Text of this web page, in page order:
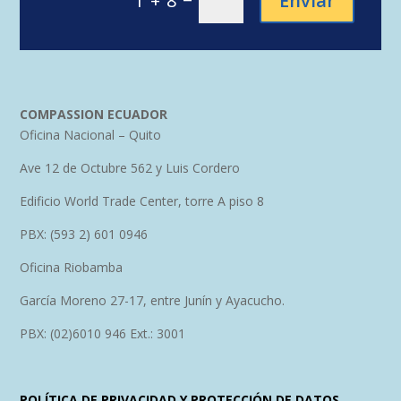
COMPASSION ECUADOR
Oficina Nacional – Quito
Ave 12 de Octubre 562 y Luis Cordero
Edificio World Trade Center, torre A piso 8
PBX: (593 2) 601 0946
Oficina Riobamba
García Moreno 27-17, entre Junín y Ayacucho.
PBX: (02)6010 946 Ext.: 3001